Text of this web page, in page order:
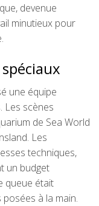
devenue
minutieux pour
une équipe
Les scènes
de Sea World
Les
techniques,
un budget
queue était
à la main.